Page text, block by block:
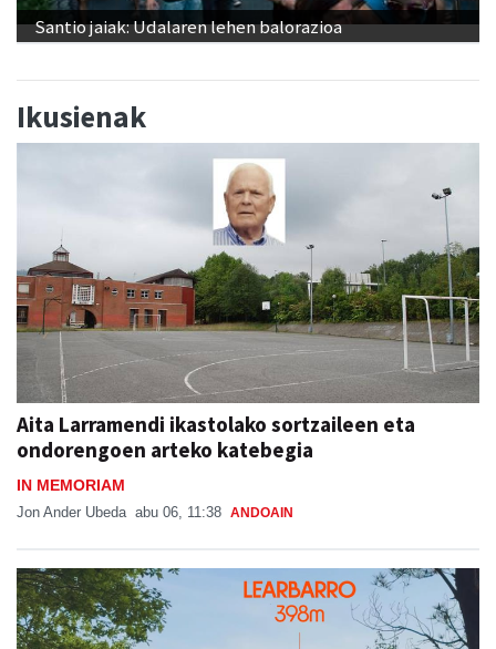
Santio jaiak: Udalaren lehen balorazioa
Ikusienak
Aita Larramendi ikastolako sortzaileen eta
ondorengoen arteko katebegia
IN MEMORIAM
Jon Ander Ubeda abu 06, 11:38 ANDOAIN